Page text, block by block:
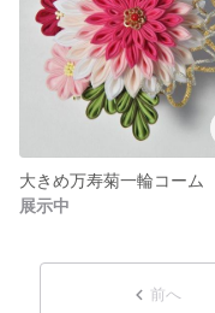
展示中
前へ